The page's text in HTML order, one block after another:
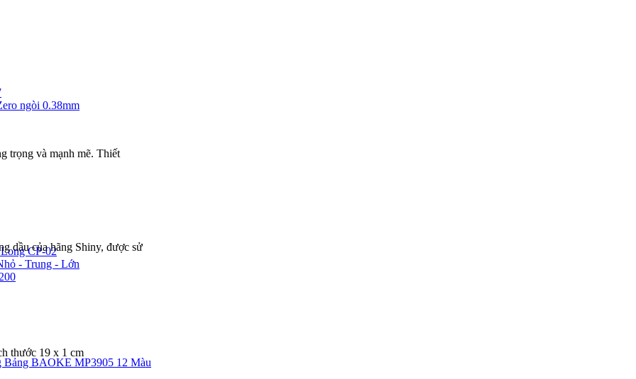
ngòi 0.38mm
CP-02
- Trung - Lớn
Bảng BAOKE MP3905 12 Màu
trọng và mạnh mẽ. Thiết
của hãng Shiny, được sử
thước 19 x 1 cm